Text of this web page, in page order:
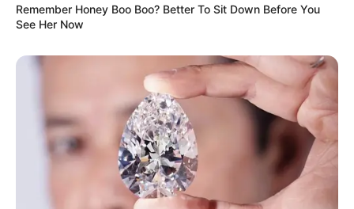
Remember Honey Boo Boo? Better To Sit Down Before You
See Her Now